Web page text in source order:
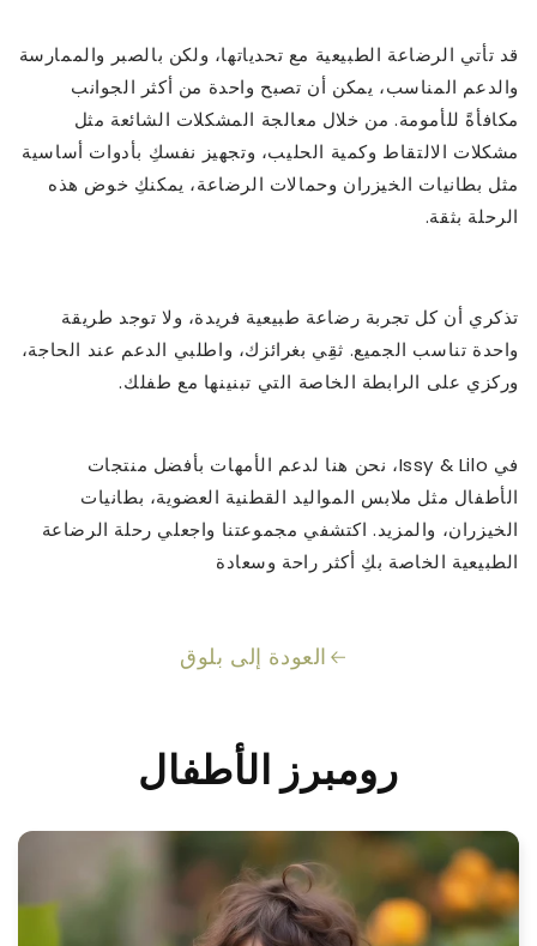
قد تأتي الرضاعة الطبيعية مع تحدياتها، ولكن بالصبر والممارسة
والدعم المناسب، يمكن أن تصبح واحدة من أكثر الجوانب
مكافأةً للأمومة. من خلال معالجة المشكلات الشائعة مثل
مشكلات الالتقاط وكمية الحليب، وتجهيز نفسكِ بأدوات أساسية
مثل بطانيات الخيزران وحمالات الرضاعة، يمكنكِ خوض هذه
الرحلة بثقة.
تذكري أن كل تجربة رضاعة طبيعية فريدة، ولا توجد طريقة
واحدة تناسب الجميع. ثقِي بغرائزك، واطلبي الدعم عند الحاجة،
وركزي على الرابطة الخاصة التي تبنينها مع طفلك.
في Issy & Lilo، نحن هنا لدعم الأمهات بأفضل منتجات
الأطفال مثل ملابس المواليد القطنية العضوية، بطانيات
الخيزران، والمزيد. اكتشفي مجموعتنا واجعلي رحلة الرضاعة
الطبيعية الخاصة بكِ أكثر راحة وسعادة
العودة إلى بلوق
رومبرز الأطفال